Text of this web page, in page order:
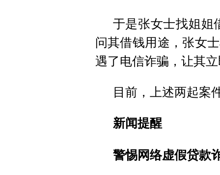
于是张女士找姐姐
问其借钱用途，张女
遇了电信诈骗，让其
目前，上述两起案
新闻提醒
警惕网络虚假贷款